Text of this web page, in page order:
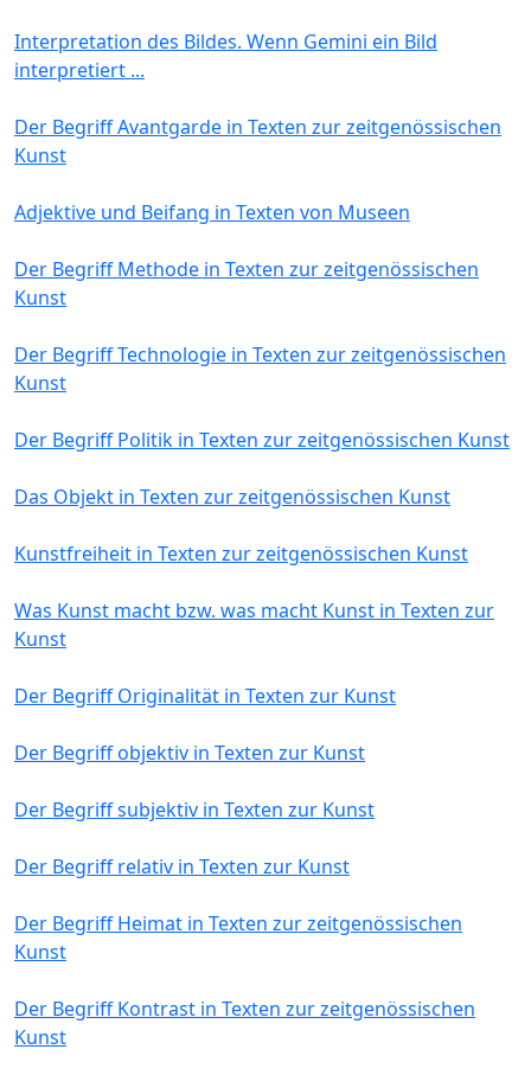
Interpretation des Bildes. Wenn Gemini ein Bild
interpretiert ...
Der Begriff Avantgarde in Texten zur zeitgenössischen
Kunst
Adjektive und Beifang in Texten von Museen
Der Begriff Methode in Texten zur zeitgenössischen
Kunst
Der Begriff Technologie in Texten zur zeitgenössischen
Kunst
Der Begriff Politik in Texten zur zeitgenössischen Kunst
Das Objekt in Texten zur zeitgenössischen Kunst
Kunstfreiheit in Texten zur zeitgenössischen Kunst
Was Kunst macht bzw. was macht Kunst in Texten zur
Kunst
Der Begriff Originalität in Texten zur Kunst
Der Begriff objektiv in Texten zur Kunst
Der Begriff subjektiv in Texten zur Kunst
Der Begriff relativ in Texten zur Kunst
Der Begriff Heimat in Texten zur zeitgenössischen
Kunst
Der Begriff Kontrast in Texten zur zeitgenössischen
Kunst